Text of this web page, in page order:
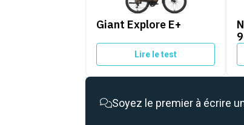
Giant Explore E+
Lire le test
Soyez le premier à écrire